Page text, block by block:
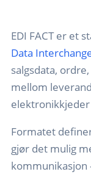
EDI FACT er et
Data
salgsdata,
mellom
Formatet
gjør det mulig
kommunikasjon